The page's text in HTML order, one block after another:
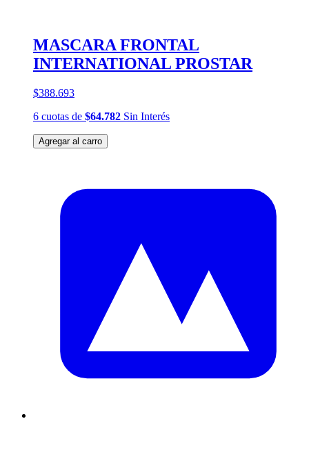
MASCARA FRONTAL
INTERNATIONAL PROSTAR
$388.693
6 cuotas de $64.782 Sin Interés
Agregar al carro